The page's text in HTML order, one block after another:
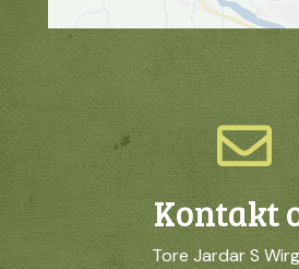
Kontakt
Tore Jardar S